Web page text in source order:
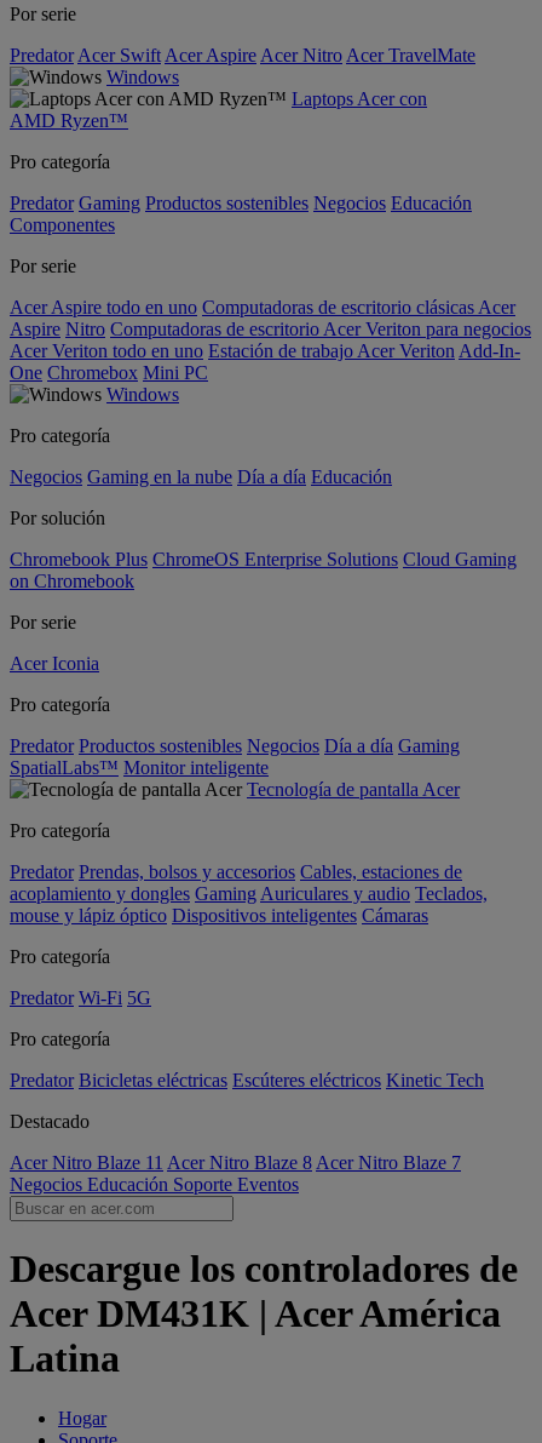
Por serie
Predator Acer Swift Acer Aspire Acer Nitro Acer TravelMate
Windows
Laptops Acer con
AMD Ryzen™
Pro categoría
Predator Gaming Productos sostenibles Negocios Educación
Componentes
Por serie
Acer Aspire todo en uno Computadoras de escritorio clásicas Acer
Aspire Nitro Computadoras de escritorio Acer Veriton para negocios
Acer Veriton todo en uno Estación de trabajo Acer Veriton Add-In-
One Chromebox Mini PC
Windows
Pro categoría
Negocios Gaming en la nube Día a día Educación
Por solución
Chromebook Plus ChromeOS Enterprise Solutions Cloud Gaming
on Chromebook
Por serie
Acer Iconia
Pro categoría
Predator Productos sostenibles Negocios Día a día Gaming
SpatialLabs™ Monitor inteligente
Tecnología de pantalla Acer
Pro categoría
Predator Prendas, bolsos y accesorios Cables, estaciones de
acoplamiento y dongles Gaming Auriculares y audio Teclados,
mouse y lápiz óptico Dispositivos inteligentes Cámaras
Pro categoría
Predator Wi-Fi 5G
Pro categoría
Predator Bicicletas eléctricas Escúteres eléctricos Kinetic Tech
Destacado
Acer Nitro Blaze 11 Acer Nitro Blaze 8 Acer Nitro Blaze 7
Negocios Educación Soporte Eventos
Descargue los controladores de
Acer DM431K | Acer América
Latina
Hogar